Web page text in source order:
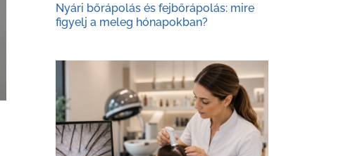
Nyári bőrápolás és fejbőrápolás: mire
figyelj a meleg hónapokban?